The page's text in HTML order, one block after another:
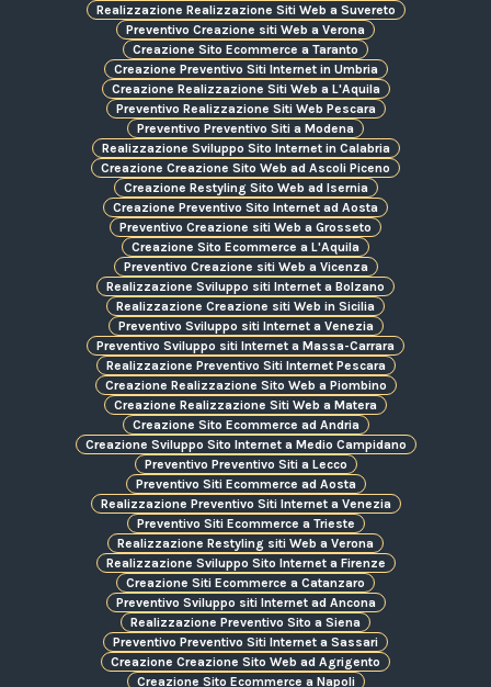
Realizzazione Realizzazione Siti Web a Suvereto
Preventivo Creazione siti Web a Verona
Creazione Sito Ecommerce a Taranto
Creazione Preventivo Siti Internet in Umbria
Creazione Realizzazione Siti Web a L'Aquila
Preventivo Realizzazione Siti Web Pescara
Preventivo Preventivo Siti a Modena
Realizzazione Sviluppo Sito Internet in Calabria
Creazione Creazione Sito Web ad Ascoli Piceno
Creazione Restyling Sito Web ad Isernia
Creazione Preventivo Sito Internet ad Aosta
Preventivo Creazione siti Web a Grosseto
Creazione Sito Ecommerce a L'Aquila
Preventivo Creazione siti Web a Vicenza
Realizzazione Sviluppo siti Internet a Bolzano
Realizzazione Creazione siti Web in Sicilia
Preventivo Sviluppo siti Internet a Venezia
Preventivo Sviluppo siti Internet a Massa-Carrara
Realizzazione Preventivo Siti Internet Pescara
Creazione Realizzazione Sito Web a Piombino
Creazione Realizzazione Siti Web a Matera
Creazione Sito Ecommerce ad Andria
Creazione Sviluppo Sito Internet a Medio Campidano
Preventivo Preventivo Siti a Lecco
Preventivo Siti Ecommerce ad Aosta
Realizzazione Preventivo Siti Internet a Venezia
Preventivo Siti Ecommerce a Trieste
Realizzazione Restyling siti Web a Verona
Realizzazione Sviluppo Sito Internet a Firenze
Creazione Siti Ecommerce a Catanzaro
Preventivo Sviluppo siti Internet ad Ancona
Realizzazione Preventivo Sito a Siena
Preventivo Preventivo Siti Internet a Sassari
Creazione Creazione Sito Web ad Agrigento
Creazione Sito Ecommerce a Napoli